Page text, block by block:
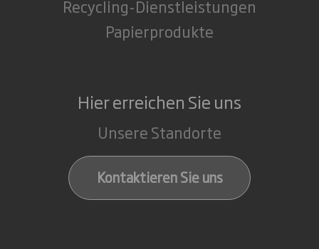
Recycling-Dienstleistungen
Papierprodukte
Hier erreichen Sie uns
Unsere Standorte
Kontaktieren Sie uns